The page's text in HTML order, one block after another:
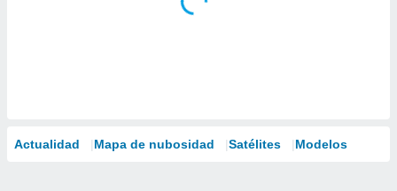
Actualidad Mapa de nubosidad Satélites Modelos